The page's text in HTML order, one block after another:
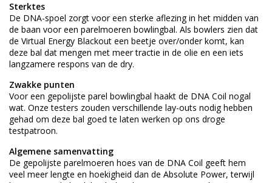
Sterktes
De DNA-spoel zorgt voor een sterke aflezing in het midden van
de baan voor een parelmoeren bowlingbal. Als bowlers zien dat
de Virtual Energy Blackout een beetje over/onder komt, kan
deze bal dat mengen met meer tractie in de olie en een iets
langzamere respons van de dry.
Zwakke punten
Voor een gepolijste parel bowlingbal haakt de DNA Coil nogal
wat. Onze testers zouden verschillende lay-outs nodig hebben
gehad om deze bal goed te laten werken op ons droge
testpatroon.
Algemene samenvatting
De gepolijste parelmoeren hoes van de DNA Coil geeft hem
veel meer lengte en hoekigheid dan de Absolute Power, terwijl